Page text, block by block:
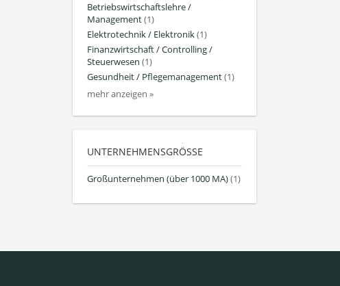
Betriebswirtschaftslehre /
Management(1)
Elektrotechnik / Elektronik(1)
Finanzwirtschaft / Controlling /
Steuerwesen (1)
Gesundheit / Pflegemanagement(1)
mehr anzeigen »
UNTERNEHMENSGRÖSSE
Großunternehmen (über 1000 MA)(1)